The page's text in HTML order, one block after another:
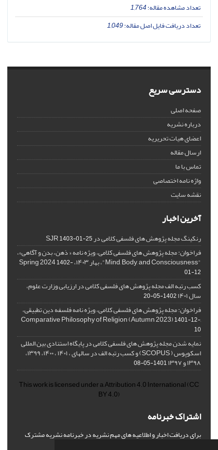
تعداد مشاهده مقاله:1,764
تعداد دریافت فایل اصل مقاله:1,049
دسترسی سریع
صفحه اصلی
درباره نشریه
اعضای هیات تحریریه
ارسال مقاله
تماس با ما
واژه نامه اختصاصی
نقشه سایت
آخرین اخبار
رنکینگ مجله پژوهش های فلسفی کلامی در SJR1403-01-25
فراخوان: مجله پژوهش های فلسفی کلامی، ویژه نامه « ذهن، بدن و آگاهی»،
"Mind, Body, and Consciousness"، بهار ۱۴۰۳، Spring 2024
1402-
01-12
کسب رتبه الف مجله پژوهش های فلسفی کلامی در ارزیابی وزارت علوم،
سال ۱۴۰۱ 1402-05-20
فراخوان: مجله پژوهش های فلسفی کلامی، ویژه نامه فلسفه دین تطبیقی،
,Comparative Philosophy of Religion (Autumn 2023)
1401-12-
10
نمایه شدن مجله پژوهش های فلسفی کلامی در پایگاه استنادی بین المللی
اسکوپوس ( SCOPUS) و کسب رتبه الف در سالهای ، ۱۴۰۱ ، ۱۴۰۰، ۱۳۹۹،
۱۳۹۸ و ۱۳۹۷ 1401-05-08
This work is licensed under aAttribution 4.0 International(CC
BY 4.0)
اشتراک خبرنامه
برای دریافت اخبار و اطلاعیه های مهم نشریه در خبرنامه نشریه مشترک